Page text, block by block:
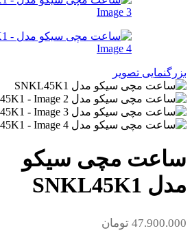
بزرگنمایی تصویر
ساعت مچی سیکو
مدل SNKL45K1
47.900.000 تومان